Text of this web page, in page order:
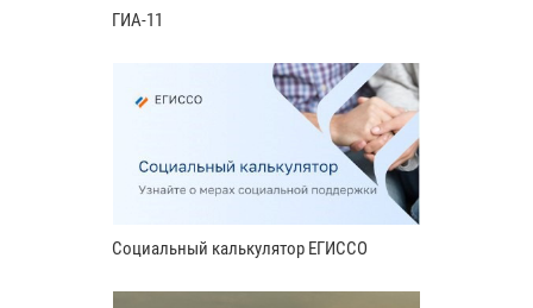
ГИА-11
Социальный калькулятор ЕГИССО